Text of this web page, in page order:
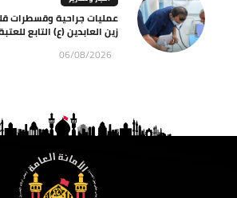
عمليات جراحية وقسطرات
زين العابدين (ع) التابع
06/08/2026